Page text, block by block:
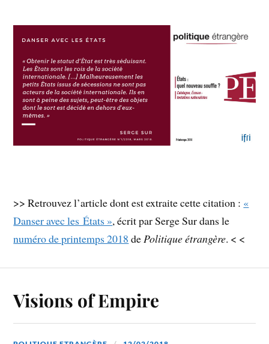
>> Retrouvez l’article dont est extraite cette citation : «
Danser avec les États », écrit par Serge Sur dans le
numéro de printemps 2018 dePolitique étrangère. < <
Visions of Empire